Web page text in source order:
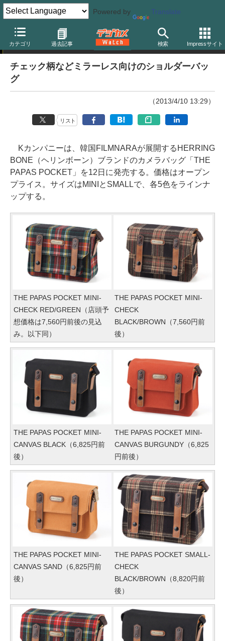
Powered by Translate
カテゴリ 過去記事 検索 Impressサイト
ニュース
チェック柄などミラーレス向けのショルダーバッ
グ
（2013/4/10 13:29）
リスト
Kカンパニーは、韓国FILMNARAが展開するHERRING
BONE（ヘリンボーン）ブランドのカメラバッグ「THE
PAPAS POCKET」を12日に発売する。価格はオープン
プライス。サイズはMINIとSMALLで、各5色をラインナ
ップする。
THE PAPAS POCKET MINI-
CHECK RED/GREEN（店頭予
想価格は7,560円前後の見込
み。以下同）
THE PAPAS POCKET MINI-
CHECK
BLACK/BROWN（7,560円前
後）
THE PAPAS POCKET MINI-
CANVAS BLACK（6,825円前
後）
THE PAPAS POCKET MINI-
CANVAS BURGUNDY（6,825
円前後）
THE PAPAS POCKET MINI-
CANVAS SAND（6,825円前
後）
THE PAPAS POCKET SMALL-
CHECK
BLACK/BROWN（8,820円前
後）